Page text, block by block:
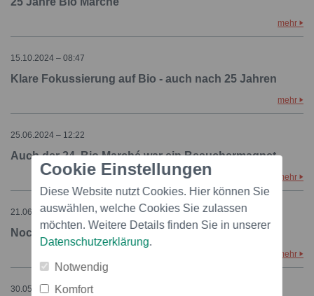
mehr
15.10.2024 – 08:47
Klare Fokussierung auf Bio - auch nach 25 Jahren
mehr
25.06.2024 – 12:22
Auch der 24. Bio Marché war ein Besuchermagnet
mehr
21.06.2024 – 10:50
Noch bis Sonntag: 24. Bio Marché in Zofingen
mehr
30.05.2024 – 12:58
Cookie Einstellungen
Diese Website nutzt Cookies. Hier können Sie
auswählen, welche Cookies Sie zulassen
möchten. Weitere Details finden Sie in unserer
Datenschutzerklärung.
Notwendig
Komfort